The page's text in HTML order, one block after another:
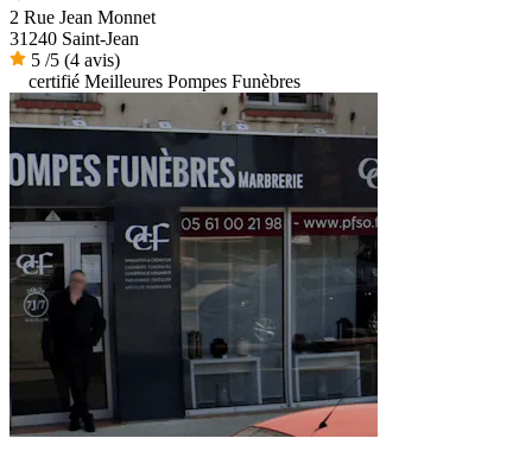
2 Rue Jean Monnet
31240 Saint-Jean
5 /5 (4 avis)
certifié Meilleures Pompes Funèbres